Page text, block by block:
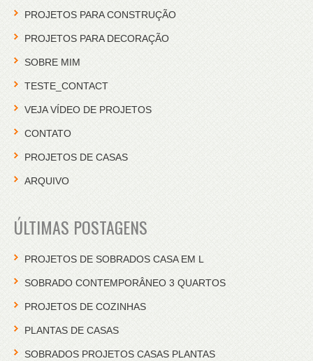
PROJETOS PARA CONSTRUÇÃO
PROJETOS PARA DECORAÇÃO
SOBRE MIM
TESTE_CONTACT
VEJA VÍDEO DE PROJETOS
CONTATO
PROJETOS DE CASAS
ARQUIVO
ÚLTIMAS POSTAGENS
PROJETOS DE SOBRADOS CASA EM L
SOBRADO CONTEMPORÂNEO 3 QUARTOS
PROJETOS DE COZINHAS
PLANTAS DE CASAS
SOBRADOS PROJETOS CASAS PLANTAS